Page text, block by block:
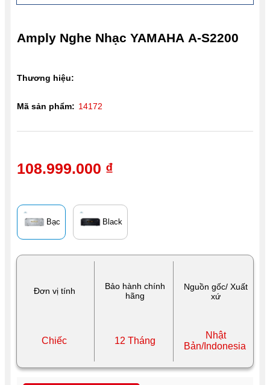
Đơn vị tính
Bảo hành chính
hãng
Nguồn gốc/ Xuất
xứ
Chiếc 12 Tháng
Nhật
Bản/Indonesia
Amply Nghe Nhạc YAMAHA A-S2200
Bạc Black
108.999.000 ₫
Thương hiệu:
Mã sản phẩm: 14172